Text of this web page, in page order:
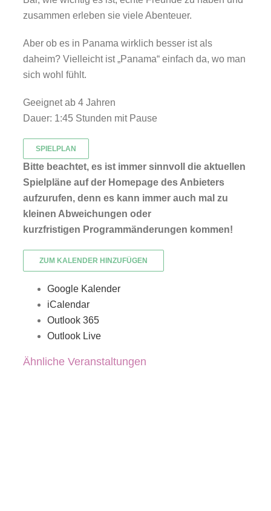
zusammen erleben sie viele Abenteuer.
Aber ob es in Panama wirklich besser ist als
daheim? Vielleicht ist „Panama“ einfach da, wo man
sich wohl fühlt.
Geeignet ab 4 Jahren
Dauer: 1:45 Stunden mit Pause
SPIELPLAN
Bitte beachtet, es ist immer sinnvoll die aktuellen
Spielpläne auf der Homepage des Anbieters
aufzurufen, denn es kann immer auch mal zu
kleinen Abweichungen oder
kurzfristigen Programmänderungen kommen!
ZUM KALENDER HINZUFÜGEN
Google Kalender
iCalendar
Outlook 365
Outlook Live
Ähnliche Veranstaltungen